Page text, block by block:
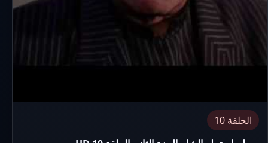
الحلقة 10